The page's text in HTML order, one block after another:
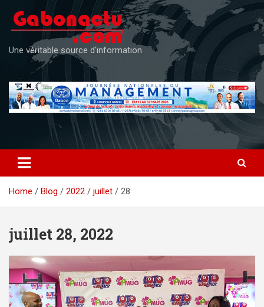
content
Une véritable source d'information
Home Blog 2022 juillet 28
juillet 28, 2022